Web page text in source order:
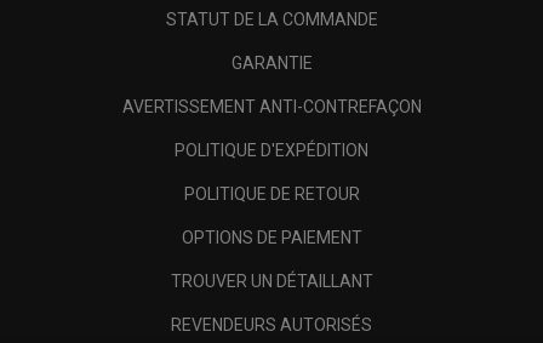
STATUT DE LA COMMANDE
GARANTIE
AVERTISSEMENT ANTI-CONTREFAÇON
POLITIQUE D'EXPÉDITION
POLITIQUE DE RETOUR
OPTIONS DE PAIEMENT
TROUVER UN DÉTAILLANT
REVENDEURS AUTORISÉS